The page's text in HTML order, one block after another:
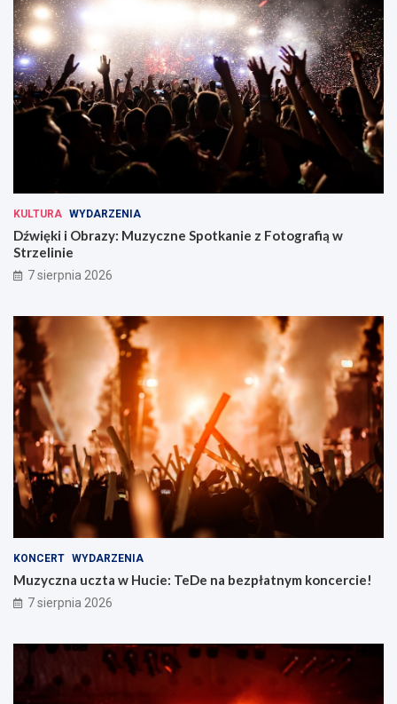
KULTURA WYDARZENIA
Dźwięki i Obrazy: Muzyczne Spotkanie z Fotografią w
Strzelinie
7 sierpnia 2026
KONCERT WYDARZENIA
Muzyczna uczta w Hucie: TeDe na bezpłatnym koncercie!
7 sierpnia 2026